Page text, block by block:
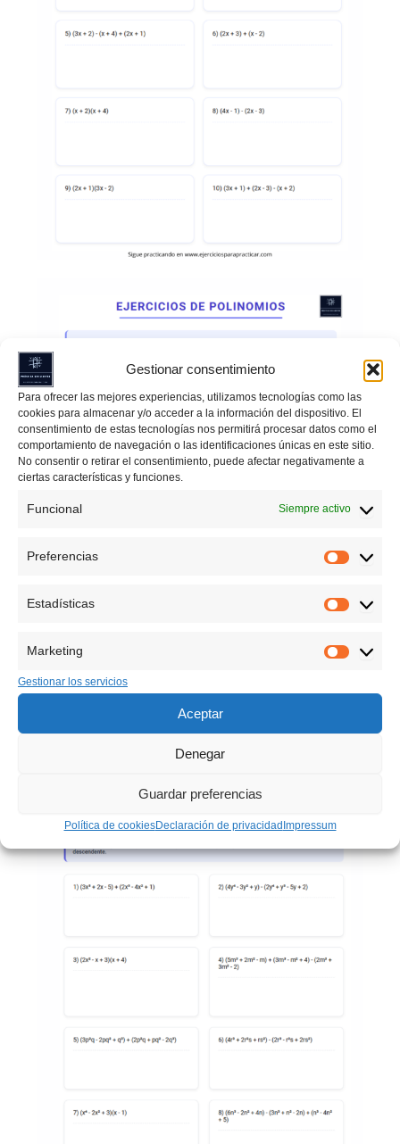
Gestionar consentimiento
Para ofrecer las mejores experiencias, utilizamos tecnologías como las
cookies para almacenar y/o acceder a la información del dispositivo. El
consentimiento de estas tecnologías nos permitirá procesar datos como el
comportamiento de navegación o las identificaciones únicas en este sitio.
No consentir o retirar el consentimiento, puede afectar negativamente a
ciertas características y funciones.
Funcional Siempre activo
Preferencias
Estadísticas
Marketing
Gestionar los servicios
Aceptar
Denegar
Guardar preferencias
Política de cookiesDeclaración de privacidad Impressum